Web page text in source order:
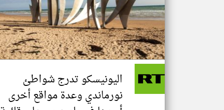
اليونيسكو تدرج شواطئ
نورماندي وعدة مواقع أخرى